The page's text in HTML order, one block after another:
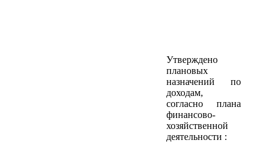
Утверждено
плановых
назначений по
доходам,
согласно плана
финансово-
хозяйственной
деятельности :